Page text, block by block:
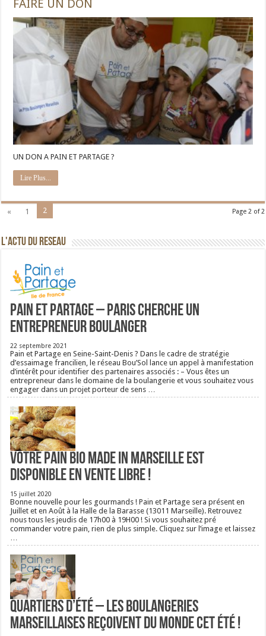
FAIRE UN DON
UN DON A PAIN ET PARTAGE ?
Lire Plus...
Page 2 of 2
« 1 2
L'ACTU DU RESEAU
Pain et Partage – Paris cherche un
entrepreneur boulanger
22 septembre 2021
Pain et Partage en Seine-Saint-Denis ? Dans le cadre de stratégie
d’essaimage francilien, le réseau Bou’Sol lance un appel à manifestation
d’intérêt pour identifier des partenaires associés : – Vous êtes un
entrepreneur dans le domaine de la boulangerie et vous souhaitez vous
engager dans un projet porteur de sens …
Votre pain bio Made in Marseille est
disponible en vente libre !
15 juillet 2020
Bonne nouvelle pour les gourmands ! Pain et Partage sera présent en
Juillet et en Août à la Halle de la Barasse (13011 Marseille). Retrouvez
nous tous les jeudis de 17h00 à 19H00 ! Si vous souhaitez pré
commander votre pain, rien de plus simple. Cliquez sur l’image et laissez
…
Quartiers d’été – Les boulangeries
Marseillaises reçoivent du monde cet été !